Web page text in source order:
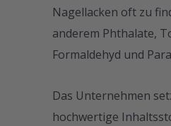
Nagellacken oft zu
anderem Phthalate,
Formaldehyd und
Das Unternehmen
hochwertige